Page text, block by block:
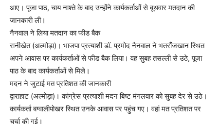
आए। पूजा पाठ, चाय नाश्ते के बाद उन्होंने कार्यकर्ताओं से बूथवार मतदान की
जानकारी ली।
नैनवाल ने लिया मतदान का फीड बैक
रानीखेत (अल्मोड़ा)। भाजपा प्रत्याशी डॉ. प्रमोद नैनवाल ने भतरौंजखान स्थित
अपने आवास पर कार्यकर्ताओं से फीड बैक लिया। वह सुबह तसल्ली से उठे, पूजा
पाठ के बाद कार्यकर्ताओं से मिले।
मदन ने जुटाई मत प्रतिशत की जानकारी
द्वाराहाट (अल्मोड़ा)। कांग्रेस प्रत्याशी मदन बिष्ट मंगलवार को सुबह देर से उठे।
कार्यकर्ता बग्वालीपोखर स्थित उनके आवास पर पहुंच गए। वहां मत प्रतिशत पर
चर्चा की गई।